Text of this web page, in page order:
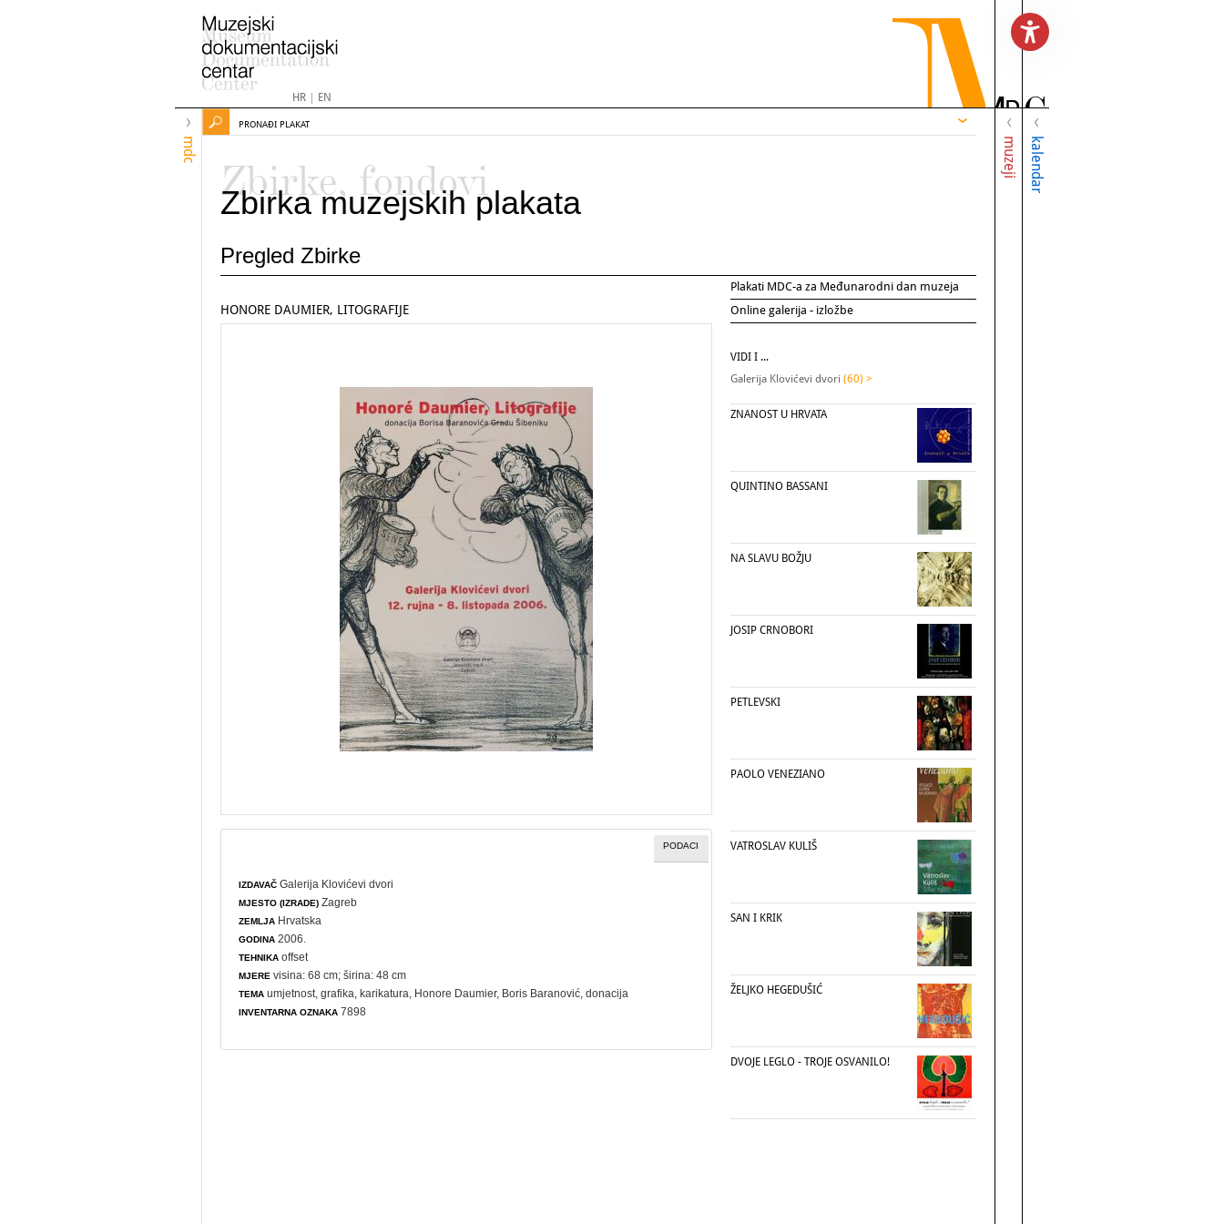
HR| EN
mdc muzeji kalendar
PRONAĐI PLAKAT
Zbirke, fondovi
Zbirka muzejskih plakata
Pregled Zbirke
Plakati MDC-a za Međunarodni dan muzeja
Online galerija - izložbe
HONORE DAUMIER, LITOGRAFIJE
PODACI
IZDAVAČ Galerija Klovićevi dvori
MJESTO (IZRADE) Zagreb
ZEMLJA Hrvatska
GODINA 2006.
TEHNIKA offset
MJERE visina: 68 cm; širina: 48 cm
TEMA umjetnost ,grafika ,karikatura , Honore Daumier, Boris Baranović,donacija
INVENTARNA OZNAKA 7898
VIDI I ...
Galerija Klovićevi dvori (60) >
ZNANOST U HRVATA
QUINTINO BASSANI
NA SLAVU BOŽJU
JOSIP CRNOBORI
PETLEVSKI
PAOLO VENEZIANO
VATROSLAV KULIŠ
SAN I KRIK
ŽELJKO HEGEDUŠIĆ
DVOJE LEGLO - TROJE OSVANILO!